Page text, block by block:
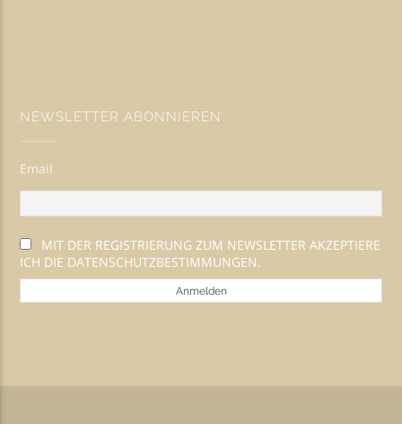
NEWSLETTER ABONNIEREN
Email
MIT DER REGISTRIERUNG ZUM NEWSLETTER AKZEPTIERE
ICH DIE DATENSCHUTZBESTIMMUNGEN.